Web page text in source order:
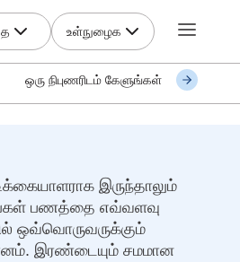
த உள்நுழைக
ஒரு நிபுணரிடம் கேளுங்கள்
இருந்தாலும்
பணத்தை எவ்வளவு
ஒவ்வொருவருக்கும்
இரண்டையும் சமமான